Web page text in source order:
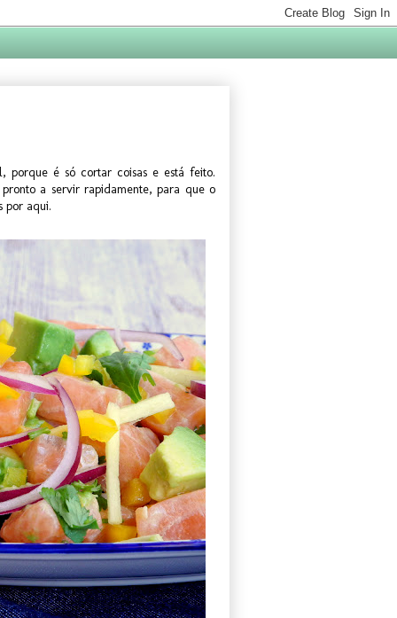
porque é só cortar coisas e está feito.
a servir rapidamente, para que o
por aqui.